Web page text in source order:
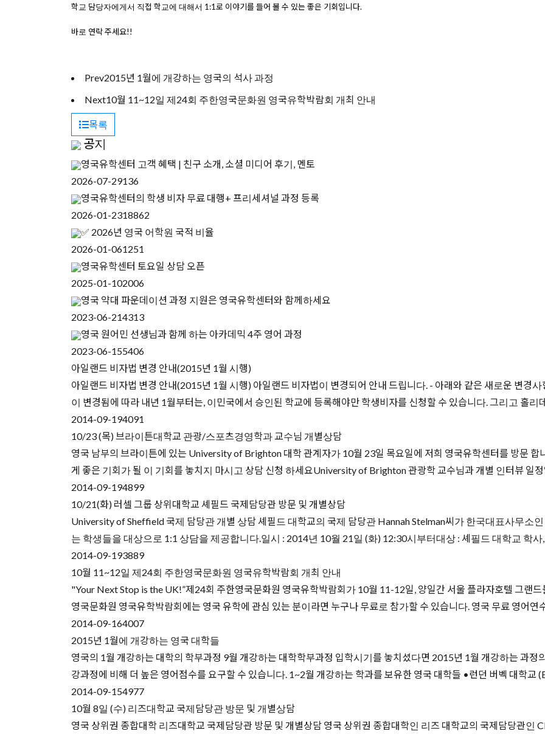
학교 담당자에게서 직접 학교에 대해서 1:1로 이야기를 들어 볼 수 있는 좋은 기회입니다.
바로 연락 주세요!!
Prev2015년 1월에 개강하는 영국의 석사 과정
Next10월 11~12일 제24회 주한영국문화원 영국유학박람회 개최 안내
목록
공지
영국유학센터 고객 혜택 | 친구 소개, 소셜 미디어 후기, 멘토
2026-07-29136
영국유학센터의 학생 비자 무료 대행+ 프리세셔널 과정 등록
2026-01-2318862
✅ 2026년 영국 어학원 국적 비율
2026-01-061251
영국유학센터 토요일 상담 오픈
2025-01-102006
영국 약대 파운데이션 과정 지원은 영국유학센터와 함께하세요
2023-06-214313
영국 원어민 선생님과 함께 하는 아카데믹 4주 영어 과정
2023-06-155406
아일랜드 비자법 변경 안내(2015년 1월 시행)
아일랜드 비자법 변경 안내(2015년 1월 시행) 아일랜드 비자법이 변경되어 안내 드립니다. - 아래와 같은 새로운 변경
이 변경됨에 따라 내년 1월부터는, 이민국에서 승인된 학교에 등록해야만 학생비자를 신청할 수 있습니다. 그리고 홀
2014-09-194091
10/23 (목) 브라이튼대학교 관광/스포츠경영학과 교수님 개별상담
영국 남부의 브라이튼에 있는 University of Brighton 대학 관계자가 10월 23일 목요일에 저희 영국유학센터를 방문
게 좋은 기회가 될 이 기회를 놓치지 마시고 상담 신청 하세요University of Brighton 관광학 교수님과 개별 인터뷰 일
2014-09-194899
10/21(화) 러셀 그룹 상위대학교 셰필드 국제담당관 방문 및 개별상담
University of Sheffield 국제 담당관 개별 상담 셰필드 대학교의 국제 담당관 Hannah Stelman씨가 한국대표사무소
는 학생들을 대상으로 1:1 상담을 제공합니다.일시 : 2014년 10월 21일 (화) 12:30시부터대상 : 셰필드 대학교 학
2014-09-193889
10월 11~12일 제24회 주한영국문화원 영국유학박람회 개최 안내
"Your Next Stop is the UK!”제24회 주한영국문화원 영국유학박람회가 10월 11-12일, 양일간 서울 플라자호텔 그랜
영국문화원 영국유학박람회에는 영국 유학에 관심 있는 분이라면 누구나 무료로 참가할 수 있습니다. 영국 무료 영어연
2014-09-164007
2015년 1월에 개강하는 영국 대학들
영국의 1월 개강하는 대학의 학부과정 9월 개강하는 대학학부과정 입학시기를 놓치셨다면 2015년 1월 개강하는 과정
강과정에 비해 더 높은 영어점수를 요구할 수 있습니다. 1~2월 개강하는 학과를 보유한 영국 대학들 •런던 버벡 대학
2014-09-154977
10월 8일 (수) 리즈대학교 국제담당관 방문 및 개별상담
영국 상위권 종합대학 리즈대학교 국제담당관 방문 및 개별상담 영국 상위권 종합대학인 리즈 대학교의 국제담당관